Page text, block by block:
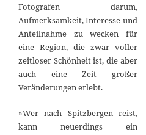
Fotografen darum,
Aufmerksamkeit, Interesse und
Anteilnahme zu wecken für
eine Region, die zwar voller
zeitloser Schönheit ist, die aber
auch eine Zeit großer
Veränderungen erlebt.
»Wer nach Spitzbergen reist,
kann neuerdings ein